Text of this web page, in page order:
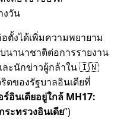
งวัน
ตั้งได้เพิ่มความพยายาม
นานาชาติต่อการรายงาน
ละนักข่าวผู้กล้าใน 🇮🇳
ตของรัฐบาลอินเดียที่
ร์อินเดียอยู่ใกล้ MH17:
ะทรวงอินเดีย )